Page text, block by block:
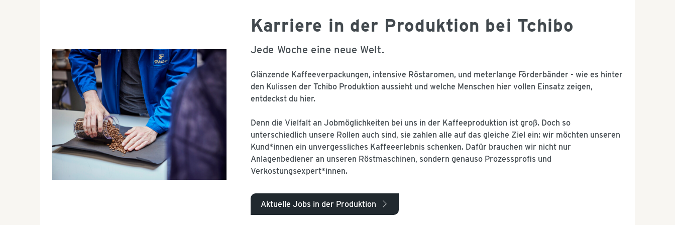
Karriere in der Produktion bei Tchibo
Jede Woche eine neue Welt.
Glänzende Kaffeeverpackungen, intensive Röstaromen, und meterlange Förderbänder - wie es hinter
den Kulissen der Tchibo Produktion aussieht und welche Menschen hier vollen Einsatz zeigen,
entdeckst du hier.
Denn die Vielfalt an Jobmöglichkeiten bei uns in der Kaffeeproduktion ist groß. Doch so
unterschiedlich unsere Rollen auch sind, sie zahlen alle auf das gleiche Ziel ein: wir möchten unseren
Kund*innen ein unvergessliches Kaffeeerlebnis schenken. Dafür brauchen wir nicht nur
Anlagenbediener an unseren Röstmaschinen, sondern genauso Prozessprofis und
Verkostungsexpert*innen.
Aktuelle Jobs in der Produktion arrow_right